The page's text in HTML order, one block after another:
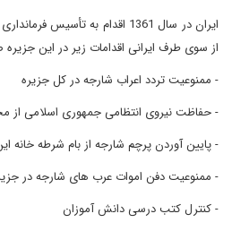
ایران در سال 1361 اقدام به
از سوی طرف ایرانی اقدامات زیر در این
- ممنوعیت تردد اعراب شارجه در کل جزیره
- حفاظت نیروی انتظامی جمهوری اسلامی از
- پایین آوردن پرچم شارجه از بام شرطه خانه
- ممنوعیت دفن اموات عرب های شارجه در
- کنترل کتب درسی دانش آموزان